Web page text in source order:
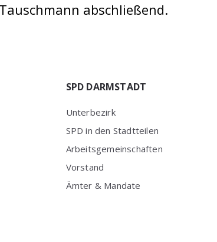
abschließend.
SPD DARMSTADT
Unterbezirk
SPD in den Stadtteilen
Arbeitsgemeinschaften
Vorstand
Ämter & Mandate